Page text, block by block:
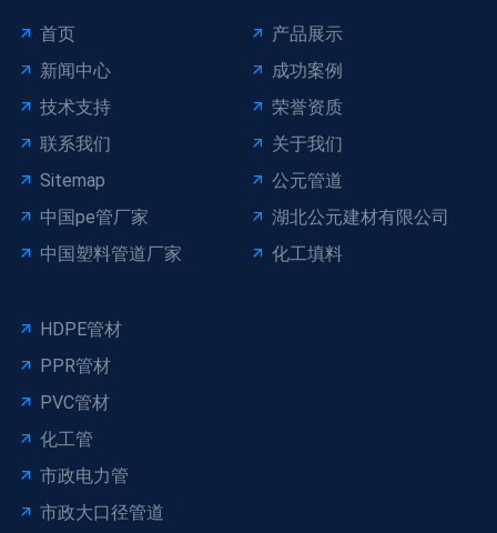
首页
产品展示
新闻中心
成功案例
技术支持
荣誉资质
联系我们
关于我们
Sitemap
公元管道
中国pe管厂家
湖北公元建材有限公司
中国塑料管道厂家
化工填料
HDPE管材
PPR管材
PVC管材
化工管
市政电力管
市政大口径管道